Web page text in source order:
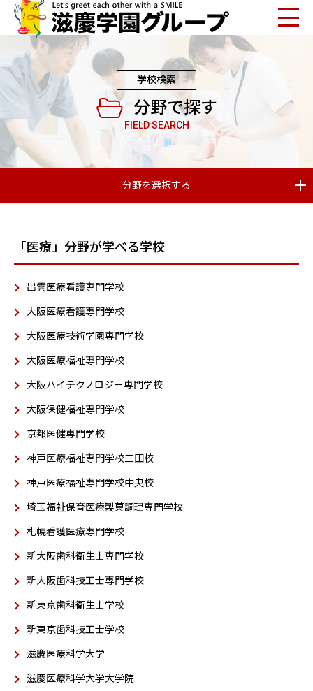
学校検索
分野で探す
FIELD SEARCH
「医療」分野が学べる学校
出雲医療看護専門学校
大阪医療看護専門学校
大阪医療技術学園専門学校
大阪医療福祉専門学校
大阪ハイテクノロジー専門学校
大阪保健福祉専門学校
京都医健専門学校
神戸医療福祉専門学校三田校
神戸医療福祉専門学校中央校
埼玉福祉保育医療製菓調理専門学校
札幌看護医療専門学校
新大阪歯科衛生士専門学校
新大阪歯科技工士専門学校
新東京歯科衛生士学校
新東京歯科技工士学校
滋慶医療科学大学
滋慶医療科学大学大学院
分野を選択する